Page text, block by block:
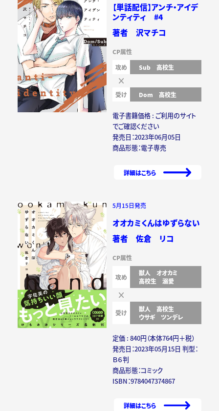
【単話配信】アンチ・アイデ
ンティティ #4
著者 沢マチコ
CP属性
攻め
Sub 高校生
受け Dom 高校生
電子書籍価格 : ご利用のサイト
でご確認ください
発売日：2023年06月05日
商品形態：電子専売
詳細はこちら
5月15日発売
オオカミくんはゆずらない
著者 佐倉 リコ
CP属性
攻め 獣人
オオカミ
高校生
溺愛
受け 獣人
高校生
ウサギ
ツンデレ
定価 : 840円（本体764円＋税）
発売日：2023年05月15日 判型：
Ｂ６判
商品形態：コミック
ISBN：9784047374867
詳細はこちら